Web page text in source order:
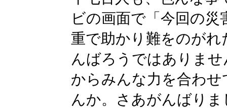
ビの画面で「今回の
重で助かり難をのが
んばろうではありま
からみんな力を合わ
んか。さあがんばり